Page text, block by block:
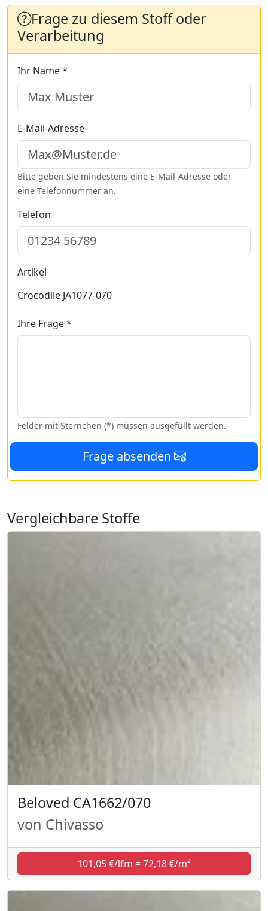
Frage zu diesem Stoff oder
Verarbeitung
Ihr Name *
E-Mail-Adresse
Bitte geben Sie mindestens eine E-Mail-Adresse oder
eine Telefonnummer an.
Telefon
Artikel
Crocodile JA1077-070
Ihre Frage *
Felder mit Sternchen (*) müssen ausgefüllt werden.
Frage absenden
Vergleichbare Stoffe
Beloved CA1662/070
von Chivasso
101,05 €/lfm = 72,18 €/m²